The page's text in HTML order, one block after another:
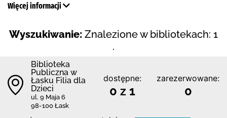
Więcej informacji
Wyszukiwanie: Znalezione w bibliotekach: 1
.
Biblioteka
Publiczna w
Łasku Filia dla
Dzieci
ul. 9 Maja 6
98-100 Łask
dostępne:
0 z 1
zarezerwowane:
0